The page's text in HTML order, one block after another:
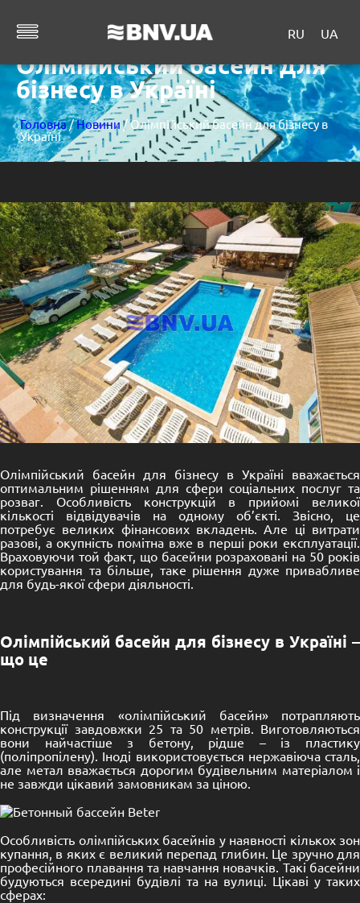
RU UA
Олімпійський басейн для
бізнесу в Україні
Головна/Новини / Олімпійський басейн для бізнесу в
Україні
Олімпійський басейн для бізнесу в Україні вважається
оптимальним рішенням для сфери соціальних послуг та
розваг. Особливість конструкцій в прийомі великої
кількості відвідувачів на одному об’єкті. Звісно, ​​це
потребує великих фінансових вкладень. Але ці витрати
разові, а окупність помітна вже в перші роки експлуатації.
Враховуючи той факт, що басейни розраховані на 50 років
користування та більше, таке рішення дуже привабливе
для будь-якої сфери діяльності.
Олімпійський басейн для бізнесу в Україні –
що це
Під визначення «олімпійський басейн» потрапляють
конструкції завдовжки 25 та 50 метрів. Виготовляються
вони найчастіше з бетону, рідше – із пластику
(поліпропілену). Іноді використовується нержавіюча сталь,
але метал вважається дорогим будівельним матеріалом і
не завжди цікавий замовникам за ціною.
Особливість олімпійських басейнів у наявності кількох зон
купання, в яких є великий перепад глибин. Це зручно для
професійного плавання та навчання новачків. Такі басейни
будуються всередині будівлі та на вулиці. Цікаві у таких
сферах: